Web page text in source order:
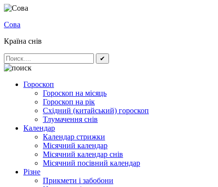
Сова
Країна снів
✔
Гороскоп
Гороскоп на місяць
Гороскоп на рік
Східний (китайський) гороскоп
Тлумачення снів
Календар
Календар стрижки
Місячний календар
Місячний календар снів
Місячний посівний календар
Різне
Прикмети і забобони